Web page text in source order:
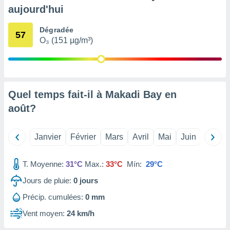
ou
de la
non
notre
le
en
aujourd'hui
57 Dégradée
O₃ (151 µg/m³)
Quel temps fait-il à Makadi Bay en
août?
Janvier Février Mars Avril Mai Juin Juillet
T. Moyenne: 31°C Max.: 33°C Mín: 29°C
Jours de pluie: 0 jours
Précip. cumulées: 0 mm
Vent moyen: 24 km/h